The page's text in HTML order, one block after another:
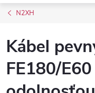
N2XH
Kábel
FE180/